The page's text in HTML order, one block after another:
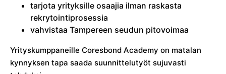
tarjota yrityksille osaajia ilman raskasta
rekrytointiprosessia
vahvistaa Tampereen seudun pitovoimaa
Yrityskumppaneille Coresbond Academy on matalan
kynnyksen tapa saada suunnittelutyöt sujuvasti